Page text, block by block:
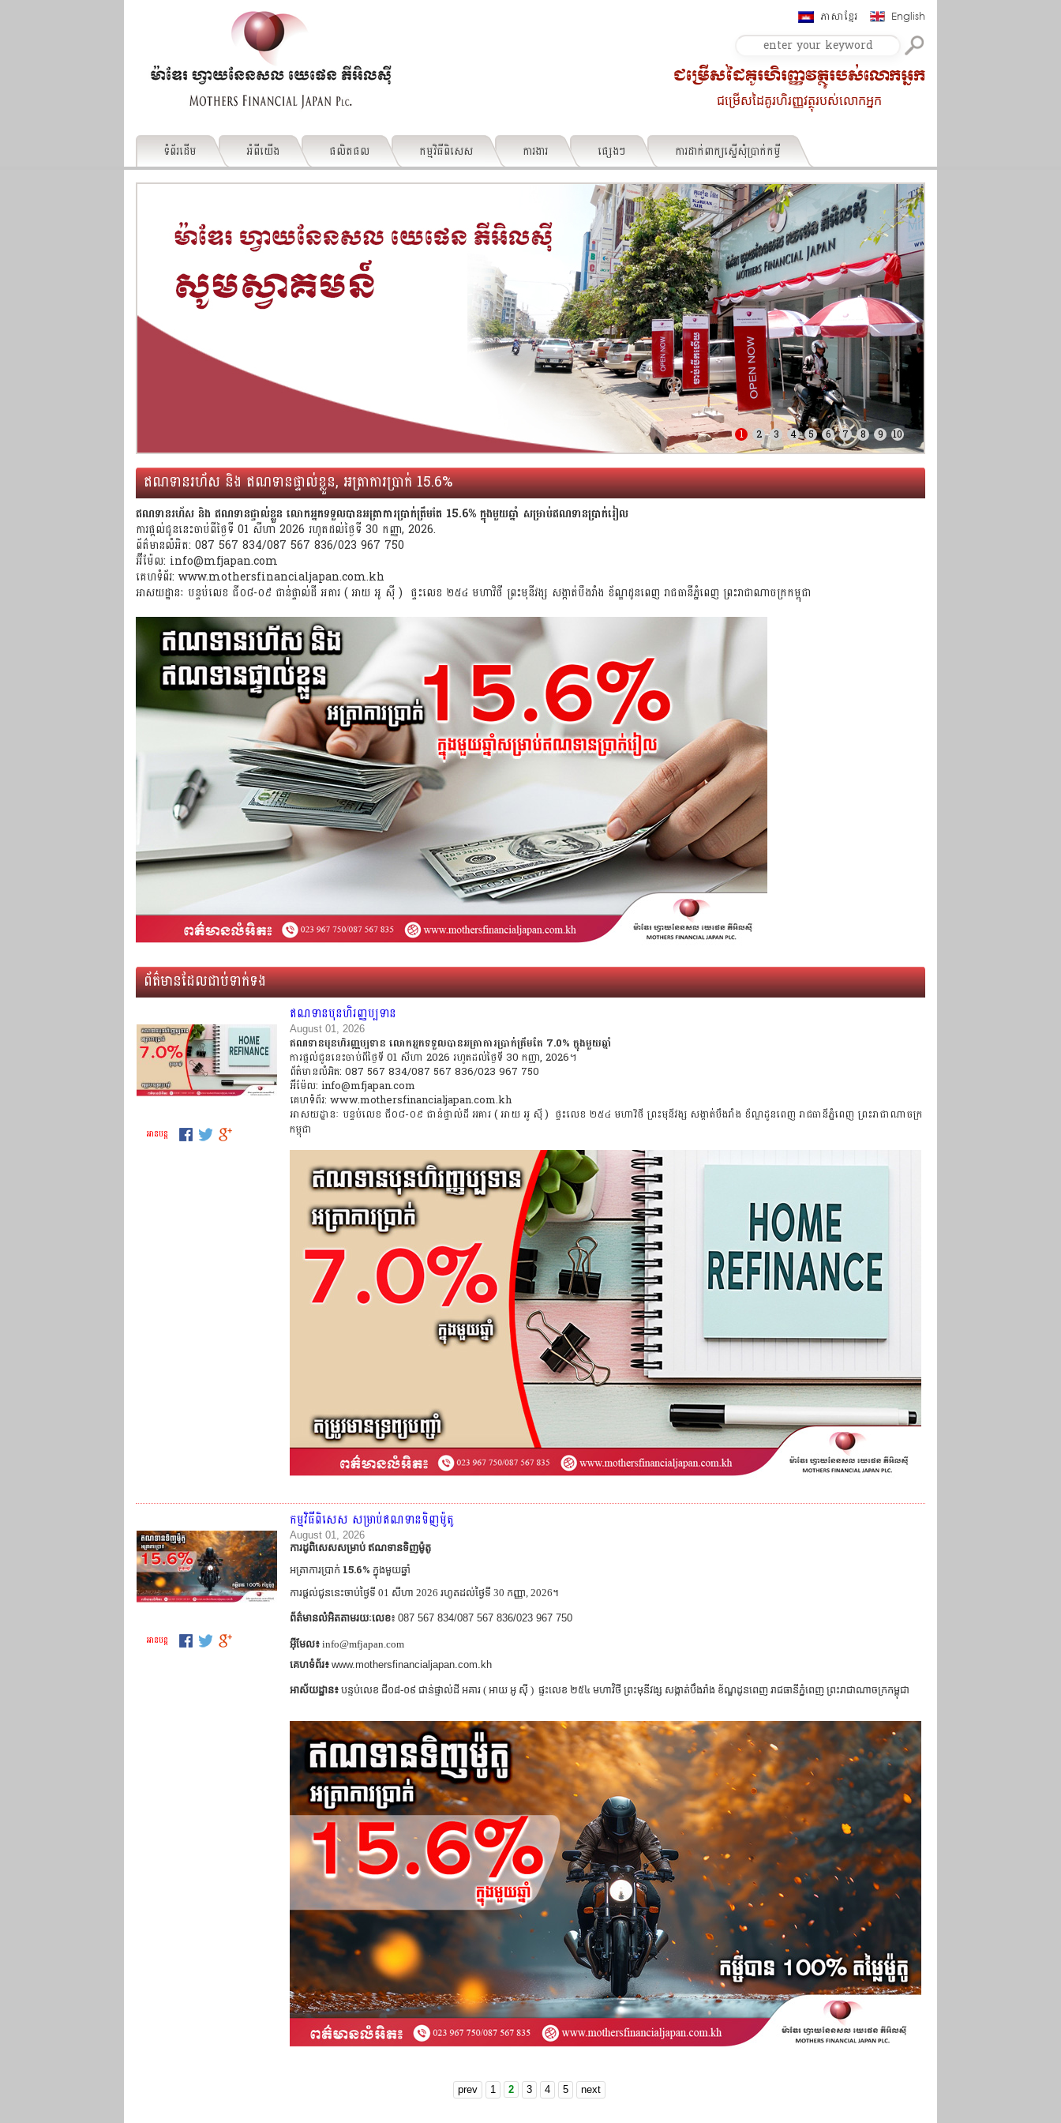
English
ភាសាខ្មែរ
ជម្រើសដៃគូរហិរញ្ញវត្ថុរបស់លោកអ្នក
ជម្រើសដៃគូរហិរញ្ញវត្ថុរបស់លោកអ្នក
ទំព័រដើម អំពីយើង ផលិតផល កម្មវិធីពិសេស ការងារ ផ្សេងៗ ការដាក់ពាក្យស្នើសុំប្រាក់កម្ចី
1 2 3 4 5 6 7 8 9 10
ឥណទានរហ័ស និង ឥណទានផ្ទាល់ខ្លួន, អត្រាការប្រាក់ 15.6%
ឥណទានរហ័ស និង ឥណទានផ្ទាល់ខ្លួន លោកអ្នកទទួលបានអត្រាការប្រាក់ត្រឹមតែ 15.6% ក្នុងមួយឆ្នាំ សម្រាប់ឥណទានប្រាក់រៀល
ការផ្តល់ជូននេះចាប់ពីថ្ងៃទី 01 សីហា 2026 រហូតដល់ថ្ងៃទី 30 កញ្ញា, 2026.
ព័ត៌មានលំអិត: 087 567 834/087 567 836/023 967 750
អ៊ីម៉ែល: info@mfjapan.com
គេហទំព័រ: www.mothersfinancialjapan.com.kh
អាសយដ្ឋានៈ បន្ទប់លេខ ជី០៨-០៩ ជាន់ផ្ទាល់ដី អគារ ( អាយ អូ ស៊ី ) ផ្ទះលេខ ២៥៤ មហាវិថី ព្រះមុនីវង្ស សង្កាត់បឹងរាំង ខ័ណ្ឌដូនពេញ រាជធានីភ្នំពេញ ព្រះរាជាណាចក្រកម្ពុជា
ព័ត៌មានដែលជាប់ទាក់ទង
ឥណទានបុនហិរញ្ញប្បទាន
August 01, 2026
ឥណទានបុនហិរញ្ញប្បទាន លោកអ្នកទទួលបានអត្រាការប្រាក់ត្រឹមតែ 7.0% ក្នុងមួយឆ្នាំ
ការផ្តល់ជូននេះចាប់ពីថ្ងៃទី 01 សីហា 2026 រហូតដល់ថ្ងៃទី 30 កញ្ញា, 2026។
ព័ត៌មានលំអិត: 087 567 834/087 567 836/023 967 750
អ៊ីម៉ែល: info@mfjapan.com
គេហទំព័រ: www.mothersfinancialjapan.com.kh
អាសយដ្ឋានៈ បន្ទប់លេខ ជី០៨-០៩ ជាន់ផ្ទាល់ដី អគារ ( អាយ អូ ស៊ី ) ផ្ទះលេខ ២៥៤ មហាវិថី ព្រះមុនីវង្ស សង្កាត់បឹងរាំង ខ័ណ្ឌដូនពេញ រាជធានីភ្នំពេញ ព្រះរាជាណាចក្រ
កម្ពុជា
អាន​បន្ត
កម្មវិធីពិសេស សម្រាប់ឥណទានទិញម៉ូតូ
August 01, 2026
ការដូពិសេសសម្រាប់ ឥណទានទិញម៉ូតូ
អត្រាការប្រាក់ 15.6% ក្នុងមួយឆ្នាំ
ការផ្តល់ជូននេះចាប់ថ្ងៃទី 01 សីហា 2026 រហូតដល់ថ្ងៃទី 30 កញ្ញា, 2026។
ព័ត៌មានលំអិតតាមរយៈលេខ៖ 087 567 834/087 567 836/023 967 750
អ៊ីមែល៖ info@mfjapan.com
គេហទំព័រ៖ www.mothersfinancialjapan.com.kh
អាស័យដ្ឋាន៖ បន្ទប់លេខ ជី០៨-០៩ ជាន់ផ្ទាល់ដី អគារ ( អាយ អូ ស៊ី ) ផ្ទះលេខ ២៥៤ មហាវិថី ព្រះមុនីវង្ស សង្កាត់បឹងរាំង ខ័ណ្ឌដូនពេញ រាជធានីភ្នំពេញ ព្រះរាជាណាចក្រកម្ពុជា
អាន​បន្ត
prev 1 2 3 4 5 next